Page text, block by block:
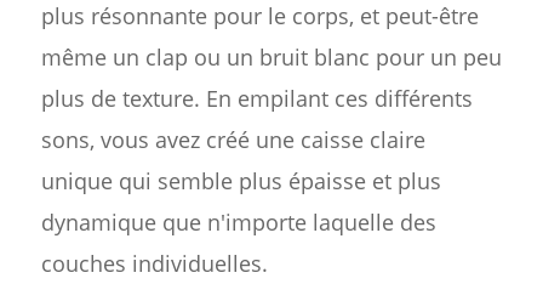
plus résonnante pour le corps, et peut-être
même un clap ou un bruit blanc pour un peu
plus de texture. En empilant ces différents
sons, vous avez créé une caisse claire
unique qui semble plus épaisse et plus
dynamique que n'importe laquelle des
couches individuelles.